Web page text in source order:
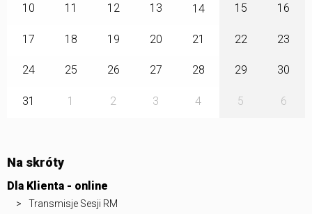
10 11 12 13 14 15 16
17 18 19 20 21 22 23
24 25 26 27 28 29 30
31 1 2 3 4 5 6
Na skróty
Dla Klienta - online
Transmisje Sesji RM